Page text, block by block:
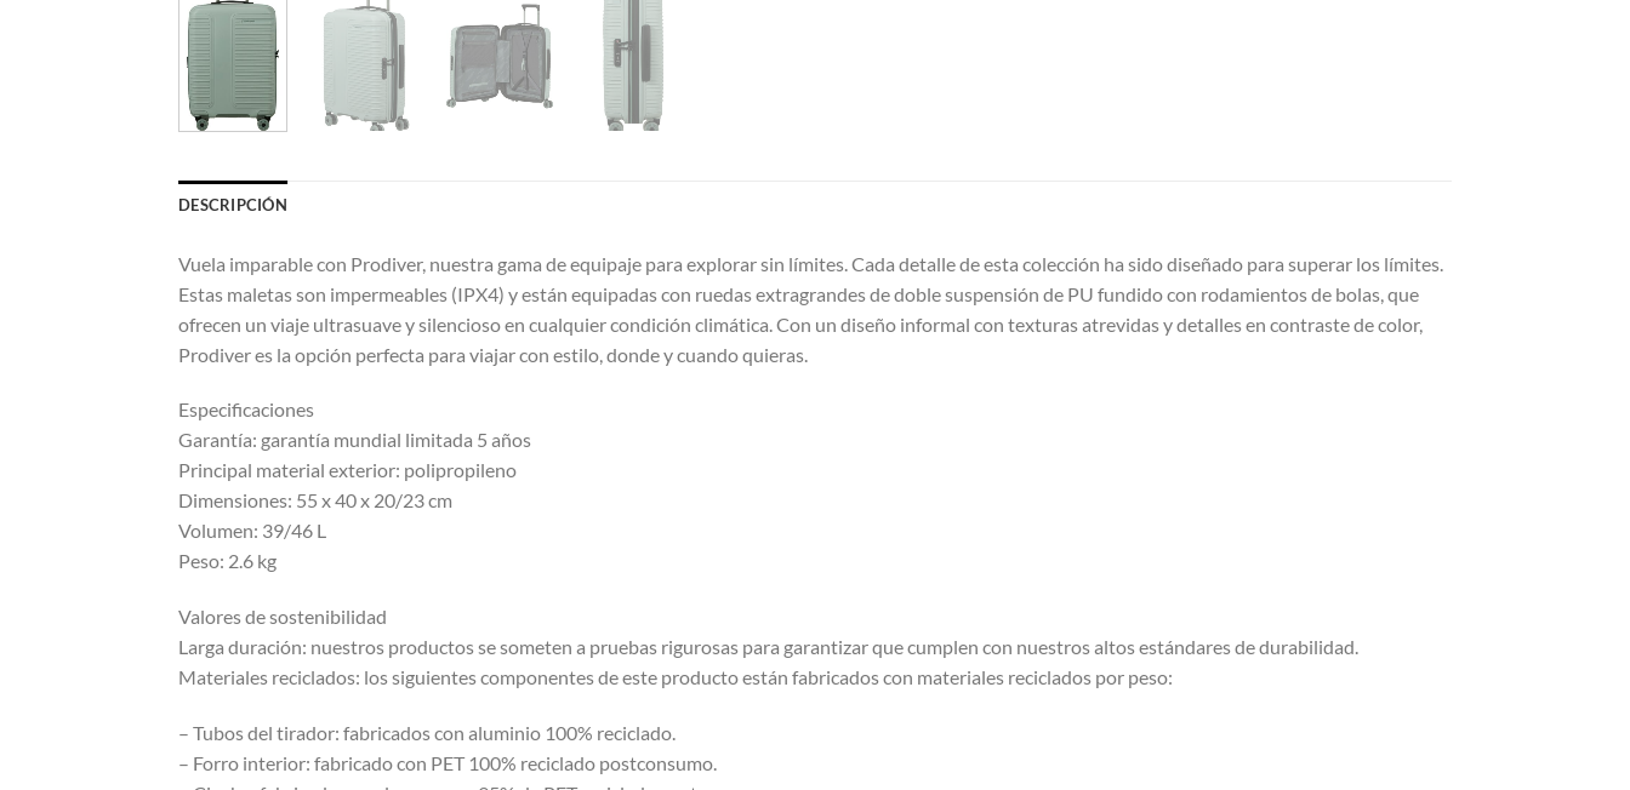
DESCRIPCIÓN
Vuela imparable con Prodiver, nuestra gama de equipaje para explorar sin límites. Cada detalle de esta colección ha sido diseñado para superar los límites.
Estas maletas son impermeables (IPX4) y están equipadas con ruedas extragrandes de doble suspensión de PU fundido con rodamientos de bolas, que
ofrecen un viaje ultrasuave y silencioso en cualquier condición climática. Con un diseño informal con texturas atrevidas y detalles en contraste de color,
Prodiver es la opción perfecta para viajar con estilo, donde y cuando quieras.
Especificaciones
Garantía: garantía mundial limitada 5 años
Principal material exterior: polipropileno
Dimensiones: 55 x 40 x 20/23 cm
Volumen: 39/46 L
Peso: 2.6 kg
Valores de sostenibilidad
Larga duración: nuestros productos se someten a pruebas rigurosas para garantizar que cumplen con nuestros altos estándares de durabilidad.
Materiales reciclados: los siguientes componentes de este producto están fabricados con materiales reciclados por peso:
– Tubos del tirador: fabricados con aluminio 100% reciclado.
– Forro interior: fabricado con PET 100% reciclado postconsumo.